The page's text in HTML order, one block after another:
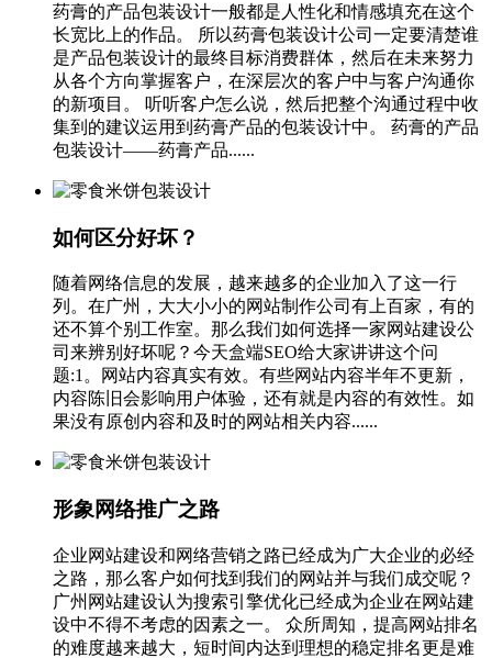
药膏的产品包装设计一般都是人性化和情感填充在这个
长宽比上的作品。 所以药膏包装设计公司一定要清楚谁
是产品包装设计的最终目标消费群体，然后在未来努力
从各个方向掌握客户，在深层次的客户中与客户沟通你
的新项目。 听听客户怎么说，然后把整个沟通过程中收
集到的建议运用到药膏产品的包装设计中。 药膏的产品
包装设计——药膏产品......
如何区分好坏？
随着网络信息的发展，越来越多的企业加入了这一行
列。在广州，大大小小的网站制作公司有上百家，有的
还不算个别工作室。那么我们如何选择一家网站建设公
司来辨别好坏呢？今天盒端SEO给大家讲讲这个问
题:1。网站内容真实有效。有些网站内容半年不更新，
内容陈旧会影响用户体验，还有就是内容的有效性。如
果没有原创内容和及时的网站相关内容......
形象网络推广之路
企业网站建设和网络营销之路已经成为广大企业的必经
之路，那么客户如何找到我们的网站并与我们成交呢？
广州网站建设认为搜索引擎优化已经成为企业在网站建
设中不得不考虑的因素之一。 众所周知，提高网站排名
的难度越来越大，短时间内达到理想的稳定排名更是难